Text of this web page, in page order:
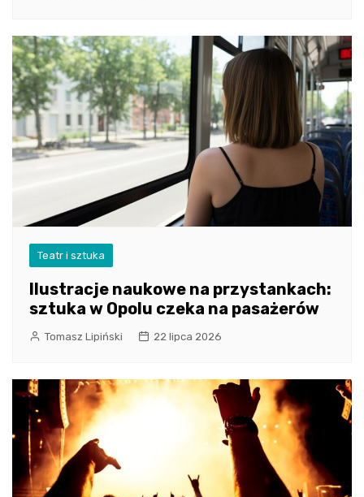
Teatr i sztuka
Ilustracje naukowe na przystankach:
sztuka w Opolu czeka na pasażerów
Tomasz Lipiński 22 lipca 2026